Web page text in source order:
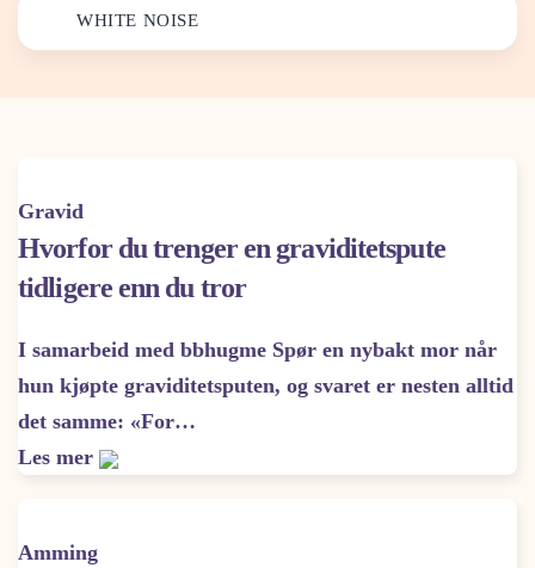
WHITE NOISE
Gravid
Hvorfor du trenger en graviditetspute
tidligere enn du tror
I samarbeid med bbhugme Spør en nybakt mor når
hun kjøpte graviditetsputen, og svaret er nesten alltid
det samme: «For…
Les mer
Amming